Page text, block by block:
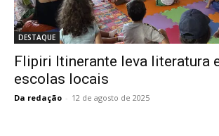
DESTAQUE
Flipiri Itinerante leva literatura
escolas locais
Da redação - 12 de agosto de 2025